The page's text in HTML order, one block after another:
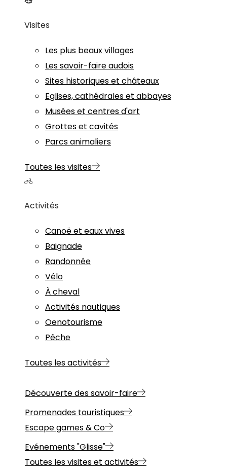
Visites
Les plus beaux villages
Les savoir-faire audois
Sites historiques et châteaux
Eglises, cathédrales et abbayes
Musées et centres d'art
Grottes et cavités
Parcs animaliers
Toutes les visites
Activités
Canoë et eaux vives
Baignade
Randonnée
Vélo
À cheval
Activités nautiques
Oenotourisme
Pêche
Toutes les activités
Découverte des savoir-faire
Promenades touristiques
Escape games & Co
Evénements "Glisse"
Toutes les visites et activités